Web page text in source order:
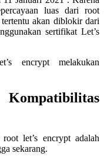
luas dari root
akan diblokir dari
sertifikat Let’s
encrypt melakukan
let’s encrypt adalah
sekarang.